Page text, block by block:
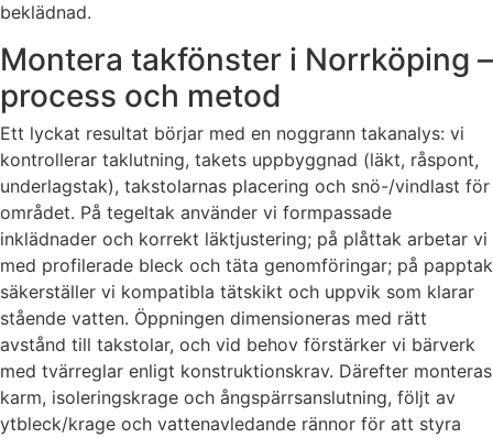
beklädnad.
Montera takfönster i Norrköping –
process och metod
Ett lyckat resultat börjar med en noggrann takanalys: vi
kontrollerar taklutning, takets uppbyggnad (läkt, råspont,
underlagstak), takstolarnas placering och snö-/vindlast för
området. På tegeltak använder vi formpassade
inklädnader och korrekt läktjustering; på plåttak arbetar vi
med profilerade bleck och täta genomföringar; på papptak
säkerställer vi kompatibla tätskikt och uppvik som klarar
stående vatten. Öppningen dimensioneras med rätt
avstånd till takstolar, och vid behov förstärker vi bärverk
med tvärreglar enligt konstruktionskrav. Därefter monteras
karm, isoleringskrage och ångspärrsanslutning, följt av
ytbleck/krage och vattenavledande rännor för att styra